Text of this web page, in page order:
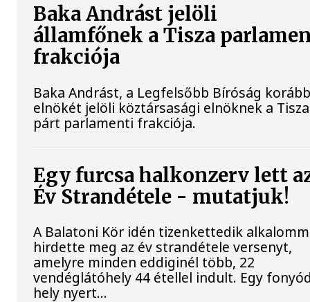
Baka Andrást jelöli
államfőnek a Tisza
frakciója
Baka Andrást, a Legfelsőbb Bíróság
elnökét jelöli köztársasági elnöknek a Tisza
párt parlamenti frakciója.
Egy furcsa halkonzerv lett
Év Strandétele - mutatjuk!
A Balatoni Kör idén tizenkettedik
hirdette meg az év strandétele versenyt,
amelyre minden eddiginél több, 22
vendéglátóhely 44 étellel indult. Egy
hely nyert...